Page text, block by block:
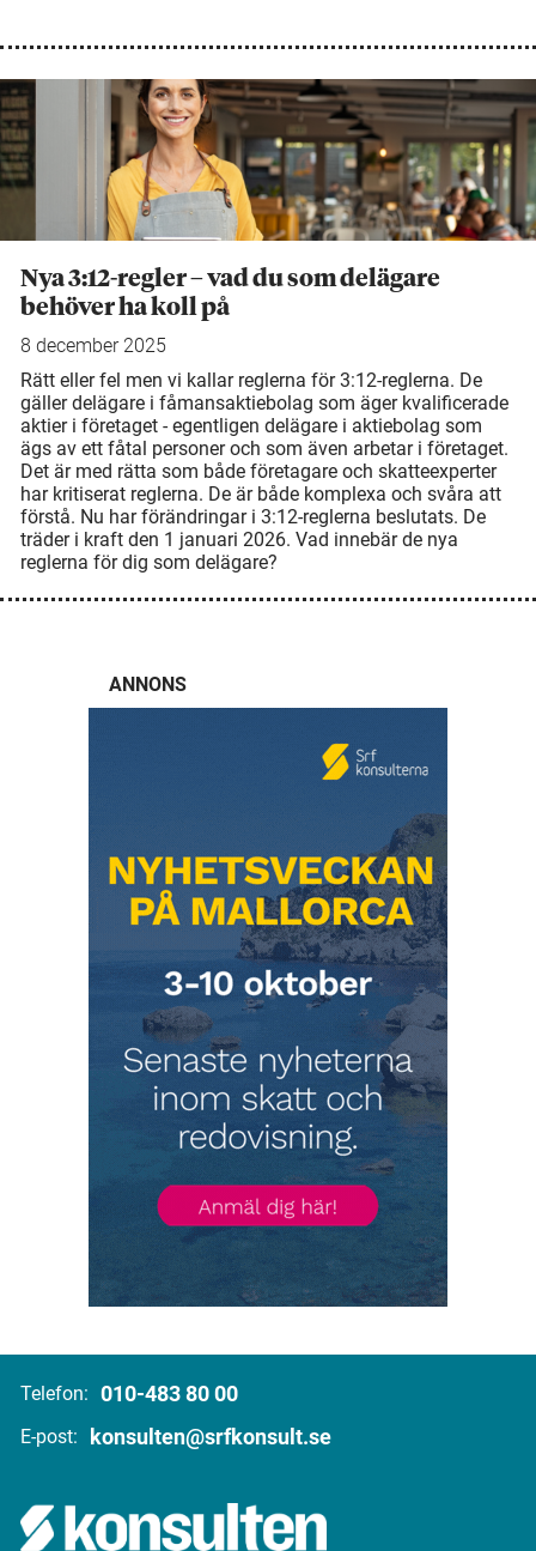
Nya 3:12-regler – vad du som delägare
behöver ha koll på
8 december 2025
Rätt eller fel men vi kallar reglerna för 3:12-reglerna. De
gäller delägare i fåmansaktiebolag som äger kvalificerade
aktier i företaget - egentligen delägare i aktiebolag som
ägs av ett fåtal personer och som även arbetar i företaget.
Det är med rätta som både företagare och skatteexperter
har kritiserat reglerna. De är både komplexa och svåra att
förstå. Nu har förändringar i 3:12-reglerna beslutats. De
träder i kraft den 1 januari 2026. Vad innebär de nya
reglerna för dig som delägare?
ANNONS
Telefon: 010-483 80 00
E-post: konsulten@srfkonsult.se